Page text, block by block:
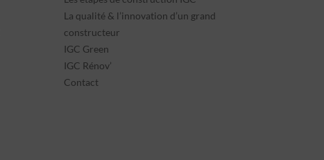
La qualité & l’innovation d’un grand
constructeur
IGC Green
IGC Rénov’
Contact